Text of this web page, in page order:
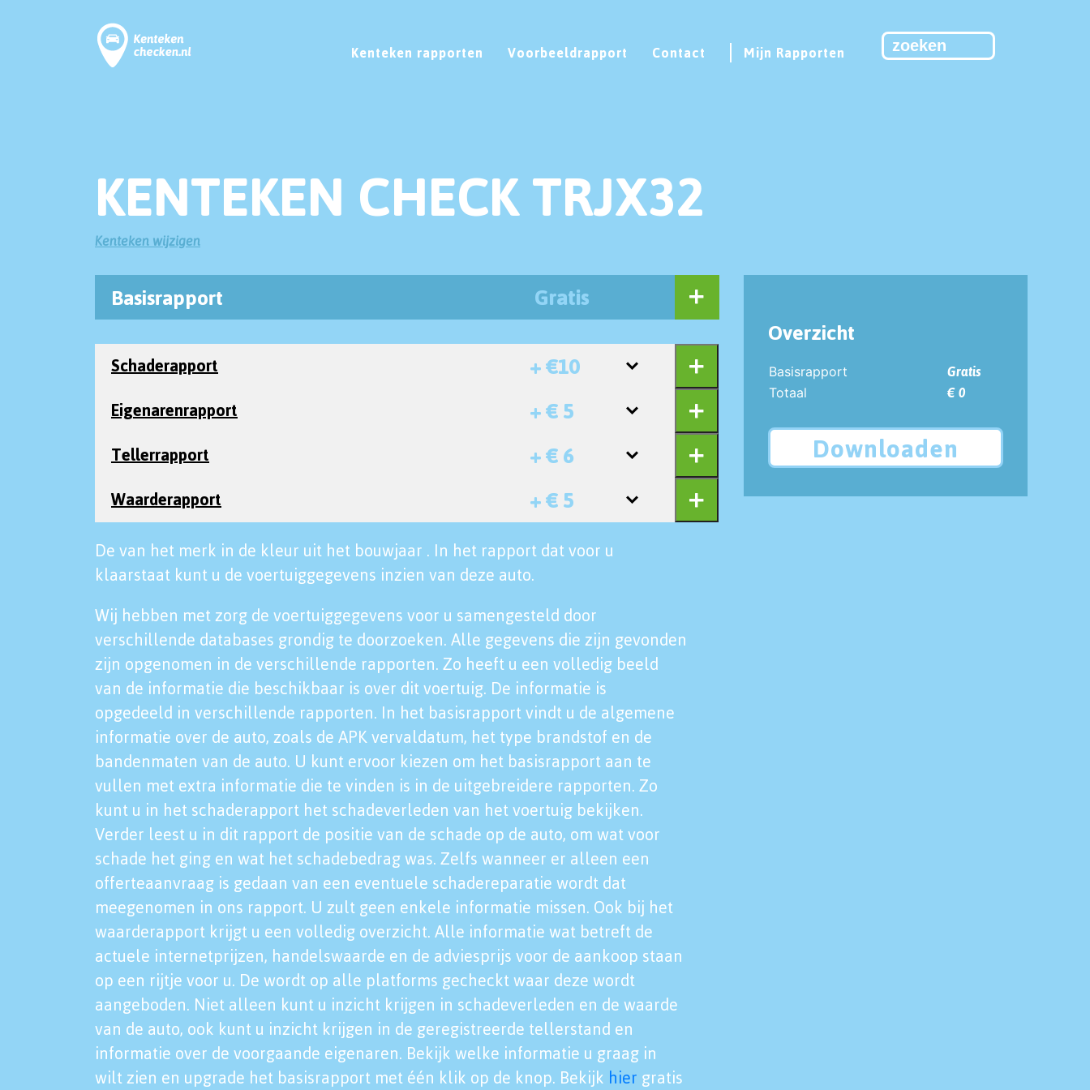
Kenteken rapporten Voorbeeldrapport Contact Mijn Rapporten
KENTEKEN CHECK TRJX32
Kenteken wijzigen
Basisrapport Gratis
Schaderapport + €10
Eigenarenrapport + € 5
Tellerrapport + € 6
Waarderapport + € 5
De van het merk in de kleur uit het bouwjaar . In het rapport dat voor u
klaarstaat kunt u de voertuiggegevens inzien van deze auto.
Wij hebben met zorg de voertuiggegevens voor u samengesteld door
verschillende databases grondig te doorzoeken. Alle gegevens die zijn gevonden
zijn opgenomen in de verschillende rapporten. Zo heeft u een volledig beeld
van de informatie die beschikbaar is over dit voertuig. De informatie is
opgedeeld in verschillende rapporten. In het basisrapport vindt u de algemene
informatie over de auto, zoals de APK vervaldatum, het type brandstof en de
bandenmaten van de auto. U kunt ervoor kiezen om het basisrapport aan te
vullen met extra informatie die te vinden is in de uitgebreidere rapporten. Zo
kunt u in het schaderapport het schadeverleden van het voertuig bekijken.
Verder leest u in dit rapport de positie van de schade op de auto, om wat voor
schade het ging en wat het schadebedrag was. Zelfs wanneer er alleen een
offerteaanvraag is gedaan van een eventuele schadereparatie wordt dat
meegenomen in ons rapport. U zult geen enkele informatie missen. Ook bij het
waarderapport krijgt u een volledig overzicht. Alle informatie wat betreft de
actuele internetprijzen, handelswaarde en de adviesprijs voor de aankoop staan
op een rijtje voor u. De wordt op alle platforms gecheckt waar deze wordt
aangeboden. Niet alleen kunt u inzicht krijgen in schadeverleden en de waarde
van de auto, ook kunt u inzicht krijgen in de geregistreerde tellerstand en
informatie over de voorgaande eigenaren. Bekijk welke informatie u graag in
wilt zien en upgrade het basisrapport met één klik op de knop. Bekijk hier gratis
Overzicht
Basisrapport
Gratis
Totaal
€ 0
Downloaden